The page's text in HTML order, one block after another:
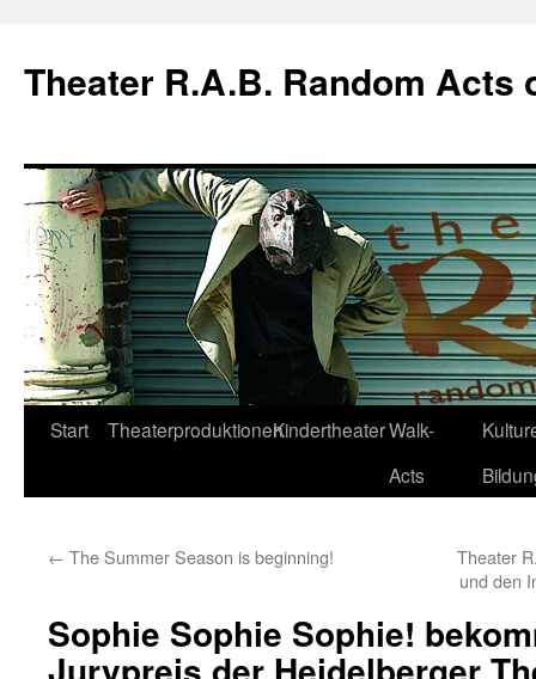
Theater R.A.B. Random Acts
Zum
Start TheaterproduktionenKindertheaterWalk-
Acts
← The Summer Season is beginning!
Theater
und den
Sophie Sophie Sophie!